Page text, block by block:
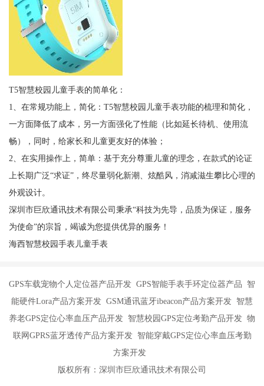
T5智慧校园儿童手表的简单化：
1、在常规功能上，简化：T5智慧校园儿童手表功能的梳理和简化，
一方面降低了成本，另一方面强化了性能（比如延长待机、使用流
畅），同时，给家长和儿童更友好的体验；
2、在实用操作上，简单：基于充分尊重儿童的理念，在款式的论证
上长期广泛“求证”，终尽量弱化新潮、炫酷风，消减滋生攀比心理的
外观设计。
深圳市巨欣通讯技术有限公司秉承“科技为先导，品质为保证，服务
为使命”的宗旨，竭诚为您提供优异的服务！
海西智慧校园手表儿童手表
GPS车载宠物个人定位器产品开发 GPS智能手表手环定位器产品 智
能硬件Lora产品方案开发 GSM通讯蓝牙ibeacon产品方案开发 智慧
养老GPS定位心率血压产品开发 智慧校园GPS定位考勤产品开发 物
联网GPRS蓝牙透传产品方案开发 智能穿戴GPS定位心率血压考勤
方案开发
版权所有：深圳市巨欣通讯技术有限公司